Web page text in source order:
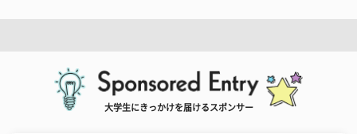
大学生にきっかけを届けるスポンサー